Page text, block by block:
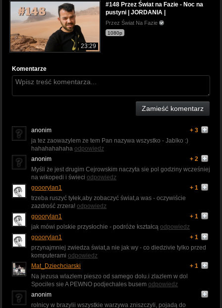
23:29
#148 Przez Świat na Fazie - Noc na
pustyni | JORDANIA |
Przez Świat Na Fazie
1080p
Komentarze
Zamieść komentarz
anonim
+ 3
ja tez zaowazylem ze tem Pan nazywa wszystko - Jablko :)
hahahahahaha odpowiedz
anonim
+ 2
Myśli że jest drugim Cejrowskim naczyta sie pol godziny wcześniej
na wikopedi i świeci odpowiedz
gooorylan1
+ 1
trzeba ruszyć tyłek,aby zobaczyć świat,a was - oczywiście
zazdrość zrzera! odpowiedz
gooorylan1
+ 1
jak mówi polskie przysłochie - podróże kształcą odpowiedz
gooorylan1
+ 1
przynajmniej zwiedza świat,a nie jak wy - co diedzivie tylko przed
komputerami odpowiedz
Mat_Dziechciarski
+ 1
Na jezusa wlazlem pieszo od samego dolu.i zlazlem w dol
Spociles sie A PEWNO podjechales busem odpowiedz
anonim
rolnicy w brazylii wszystkie warzywa zniszczyli, pojadą do